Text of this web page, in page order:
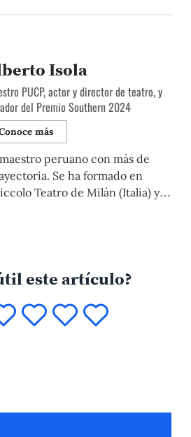
Isola
PUCP, actor y director de teatro, y
del Premio Southern 2024
más
peruano con más de
Se ha formado en
Teatro de Milán (Italia) y
este artículo?